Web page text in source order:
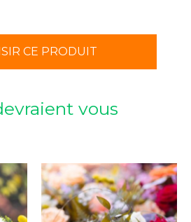
CE PRODUIT
vous